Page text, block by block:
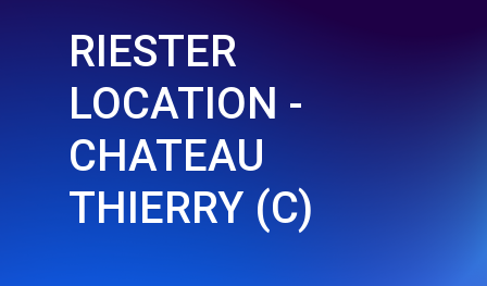
RIESTER
LOCATION -
CHATEAU
THIERRY (C)